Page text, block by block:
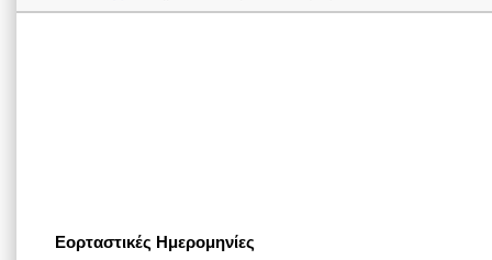
Εορταστικές Ημερομηνίες